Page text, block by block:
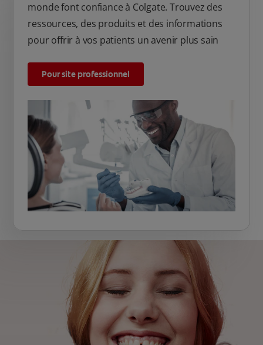
monde font confiance à Colgate. Trouvez des
ressources, des produits et des informations
pour offrir à vos patients un avenir plus sain
Pour site professionnel